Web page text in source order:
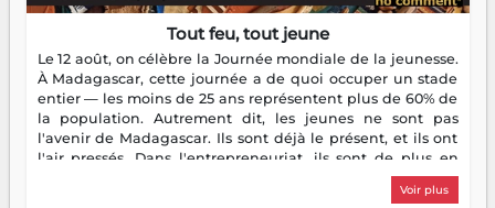
Tout feu, tout jeune
Le 12 août, on célèbre la Journée mondiale de la jeunesse.
À Madagascar, cette journée a de quoi occuper un stade
entier — les moins de 25 ans représentent plus de 60% de
la population. Autrement dit, les jeunes ne sont pas
l'avenir de Madagascar. Ils sont déjà le présent, et ils ont
l'air pressés. Dans l'entrepreneuriat, ils sont de plus en
plus nombreux à se lancer, à créer, à risquer — souvent
sans filet, souvent sans aide, mais toujours avec cette
Voir plus